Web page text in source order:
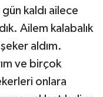
kaldı ailece
Ailem kalabalık
aldım.
ve birçok
onlara